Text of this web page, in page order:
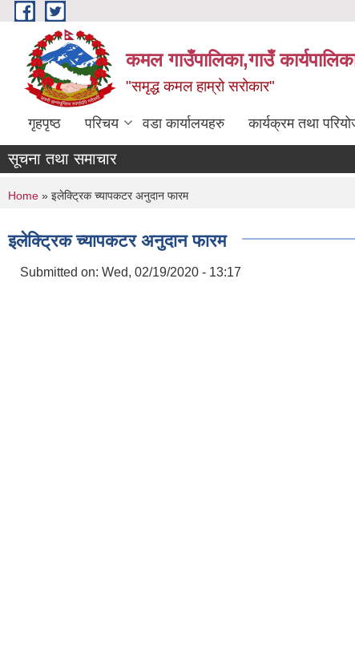
Skip to main content
कमल गाउँपालिका,गाउँ
"समृद्ध कमल हाम्रो सरोकार"
गृहपृष्ठ परिचय वडा कार्यालयहरु कार्यक्रम तथा
सूचना तथा समाचार
You are here
Home » इलेक्ट्रिक च्यापकटर अनुदान फारम
इलेक्ट्रिक च्यापकटर अनुदान फारम
Submitted on: Wed, 02/19/2020 - 13:17